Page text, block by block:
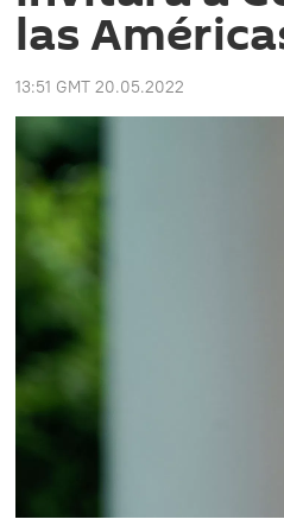
las
13:51 GMT 20.05.2022